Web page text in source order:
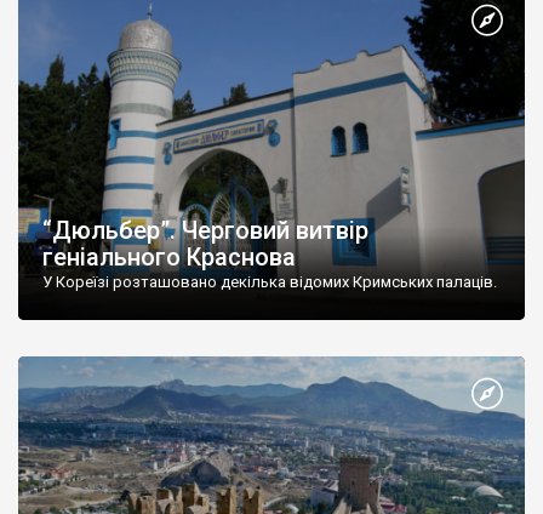
“Дюльбер”. Черговий витвір
геніального Краснова
У Кореїзі розташовано декілька відомих Кримських палаців.